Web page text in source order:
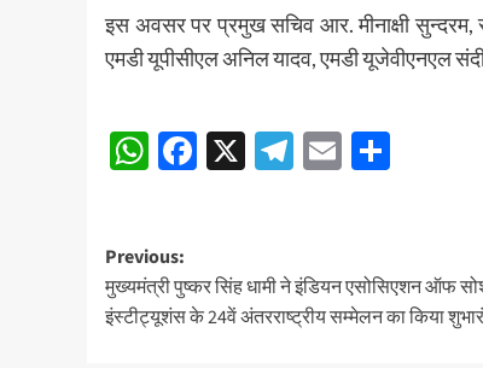
इस अवसर पर प्रमुख सचिव आर. मीनाक्षी सुन्दरम,
एमडी यूपीसीएल अनिल यादव, एमडी यूजेवीएनएल
Post
navigation
WhatsApp
Facebook
X Telegram
Email
Post
navigation
Previous:
मुख्यमंत्री पुष्कर सिंह धामी ने इंडियन एसोसिएशन ऑफ
इंस्टीट्यूशंस के 24वें अंतरराष्ट्रीय सम्मेलन का किया